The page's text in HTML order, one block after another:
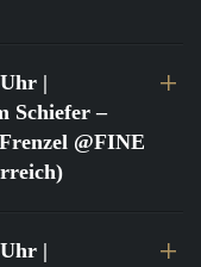
|
Schiefer –
@FINE
|